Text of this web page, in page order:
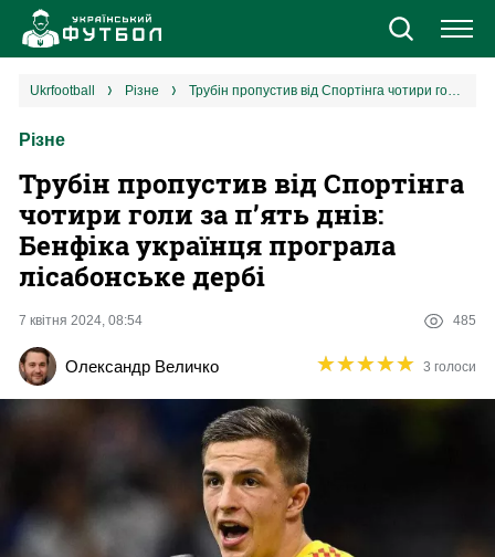
Новини
Єврокубки
УПЛ
Різне
Букмекери
Казино
ukrfootball різне Трубін пропустив від Спортінга чотири голи за п’ять днів: Бенфіка українця програла лісабонське дербі
Різне
Трубін пропустив від Спортінга
чотири голи за п’ять днів:
Бенфіка українця програла
лісабонське дербі
7 квітня 2024, 08:54 485
Олександр Величко ★★★★★
★★★★★ 3 голоси